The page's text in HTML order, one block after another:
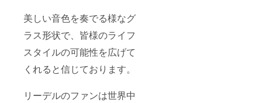
美しい音色を奏でる様なグ
ラス形状で、皆様のライフ
スタイルの可能性を広げて
くれると信じております。
リーデルのファンは世界中